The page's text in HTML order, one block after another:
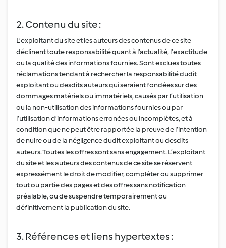
2. Contenu du site :
L’exploitant du site et les auteurs des contenus de ce site
déclinent toute responsabilité quant à l’actualité, l’exactitude
ou la qualité des informations fournies. Sont exclues toutes
réclamations tendant à rechercher la responsabilité dudit
exploitant ou desdits auteurs qui seraient fondées sur des
dommages matériels ou immatériels, causés par l’utilisation
ou la non-utilisation des informations fournies ou par
l’utilisation d’informations erronées ou incomplètes, et à
condition que ne peut être rapportée la preuve de l’intention
de nuire ou de la négligence dudit exploitant ou desdits
auteurs. Toutes les offres sont sans engagement. L’exploitant
du site et les auteurs des contenus de ce site se réservent
expressément le droit de modifier, compléter ou supprimer
tout ou partie des pages et des offres sans notification
préalable, ou de suspendre temporairement ou
définitivement la publication du site.
3. Références et liens hypertextes :